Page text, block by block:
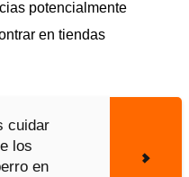
potencialmente
en tiendas
cuidar
los
en